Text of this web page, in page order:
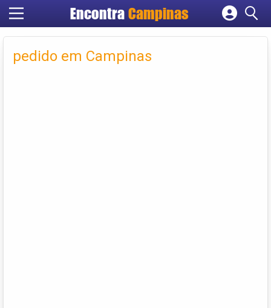
Encontra Campinas
Cadastrar empresa
Criar conta
pedido em Campinas